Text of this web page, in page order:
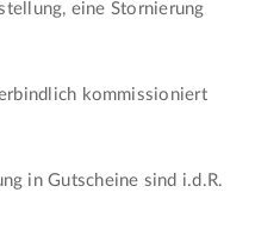
eine Stornierung
kommissioniert
in Gutscheine sind i.d.R.